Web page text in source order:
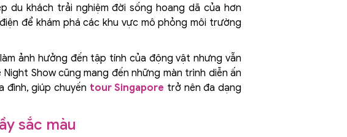
du khách trải nghiệm đời sống hoang dã của hơn
để khám phá các khu vực mô phỏng môi trường
ảnh hưởng đến tập tính của động vật nhưng vẫn
Show cũng mang đến những màn trình diễn ấn
đình, giúp chuyến tour Singapore trở nên đa dạng
sắc màu